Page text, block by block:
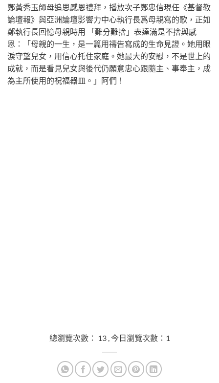
鄭黃秀玉師母追思感恩禮拜，播放次子鄭忠信現任《基督教
論壇報》與亞洲論壇影響力中心執行長爲母親寫的歌，正如
鄭執行長回憶母親時用 「難分難捨」表達滿是不捨與感
恩：「母親的一生，是一篇用禱告寫成的生命見證。她用眼
淚守望兒女，用信心托住家庭。她最大的安慰，不是世上的
成就，而是看見兒女與後代仍願意忠心跟隨主、事奉主，成
為主所使用的祝福器皿。」阿們！
總瀏覽次數： 13 , 今日瀏覽次數：1